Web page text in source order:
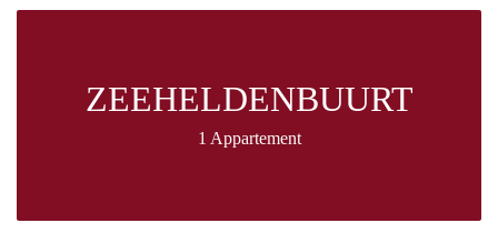
ZEEHELDENBUURT
1 Appartement